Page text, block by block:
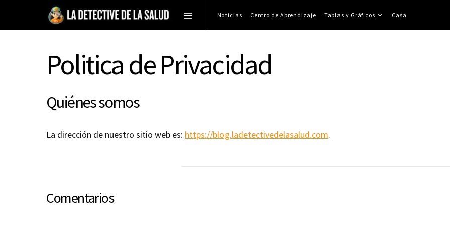
Noticias Centro de Aprendizaje Tablas y Gráficos Casa
Politica de Privacidad
Quiénes somos
La dirección de nuestro sitio web es: https://blog.ladetectivedelasalud.com.
Comentarios